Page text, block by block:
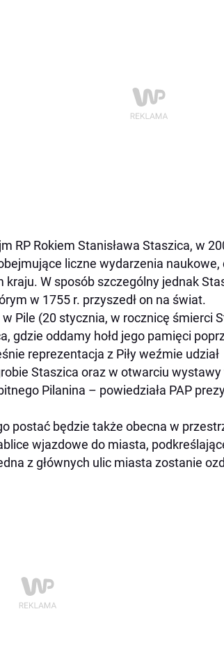
RP Rokiem Stanisława Staszica, w
liczne wydarzenia naukowe,
kraju. W sposób szczególny jednak
w 1755 r. przyszedł on na świat.
Pile (20 stycznia, w rocznicę śmierci
gdzie oddamy hołd jego pamięci
reprezentacja z Piły weźmie udział
Staszica oraz w otwarciu wystawy
Pilanina – powiedziała PAP
postać będzie także obecna w
wjazdowe do miasta,
z głównych ulic miasta zostanie